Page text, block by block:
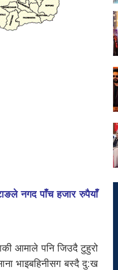
नगद पाँच हजार रुपैयाँ
आमाले पनि जिउदै टुहुरो
भाइबहिनीसग बस्दै दु:ख